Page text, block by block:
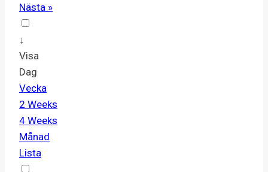
Nästa »
↓
Visa
Dag
Vecka
2 Weeks
4 Weeks
Månad
Lista